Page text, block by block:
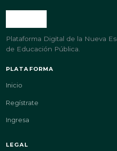
Plataforma Digital de la Nueva
de Educación Pública.
PLATAFORMA
Inicio
Regístrate
Ingresa
LEGAL